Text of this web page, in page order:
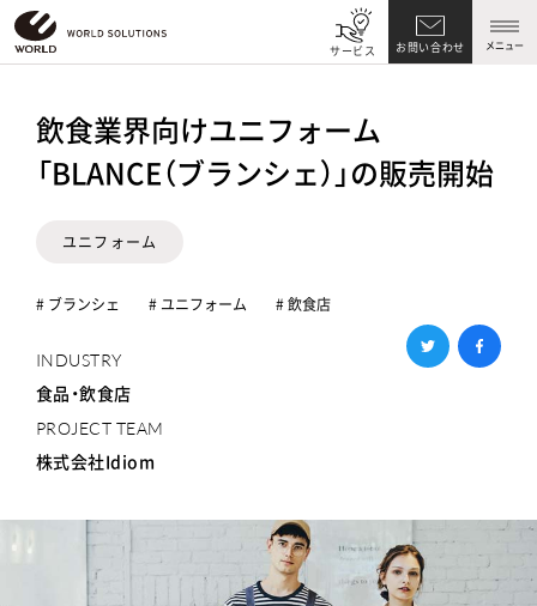
サービス お問い合わせ メニュー
飲食業界向けユニフォーム
「BLANCE（ブランシェ）」の販売開始
ユニフォーム
# ブランシェ # ユニフォーム # 飲食店
INDUSTRY
食品・飲食店
PROJECT TEAM
株式会社Idiom